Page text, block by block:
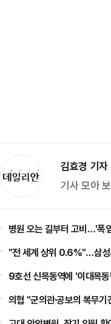
김효경 기
기사 모아
병원 오는 길부터 고비…'폭
"전 세계 상위 0.6%"…삼성
9호선 신목동역에 '이대목
의협 "군의관·공보의 복무